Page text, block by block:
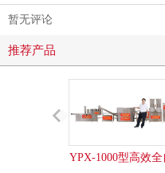
暂无评论
推荐产品
YPX-1000型高效全